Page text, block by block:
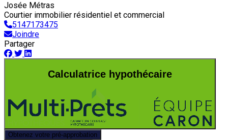
Josée Métras
Courtier immobilier résidentiel et commercial
5147173475
Joindre
Partager
Calculatrice hypothécaire
Obtenez votre pré-approbation